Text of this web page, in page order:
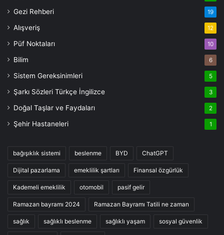
Gezi Rehberi 19
Alışveriş 12
Püf Noktaları 10
Bilim 6
Sistem Gereksinimleri 5
Şarkı Sözleri Türkçe İngilizce 3
Doğal Taşlar ve Faydaları 2
Şehir Hastaneleri 1
bağışıklık sistemi beslenme BYD ChatGPT
Dijital pazarlama emeklilik şartları Finansal özgürlük
Kademeli emeklilik otomobil pasif gelir
Ramazan bayramı 2024 Ramazan Bayramı Tatili ne zaman
sağlık sağlıklı beslenme sağlıklı yaşam sosyal güvenlik